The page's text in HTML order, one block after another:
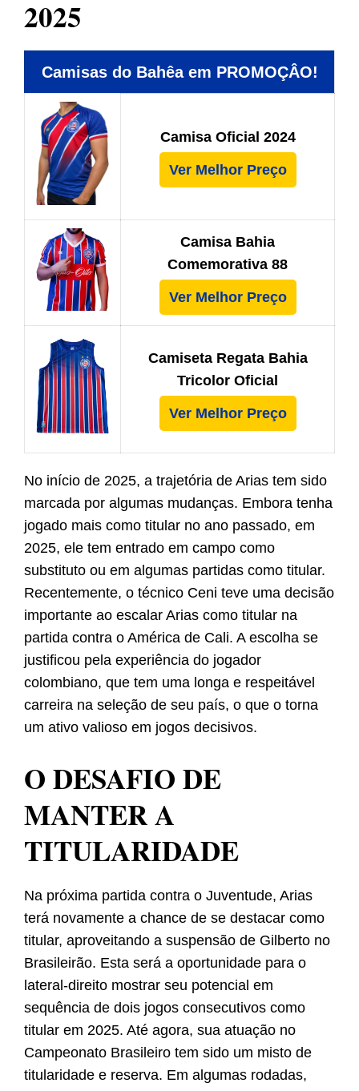
2025
Camisas do Bahêa em PROMOÇÂO!
Camisa Oficial 2024
Ver Melhor Preço
Camisa Bahia
Comemorativa 88
Ver Melhor Preço
Camiseta Regata Bahia
Tricolor Oficial
Ver Melhor Preço
No início de 2025, a trajetória de Arias tem sido
marcada por algumas mudanças. Embora tenha
jogado mais como titular no ano passado, em
2025, ele tem entrado em campo como
substituto ou em algumas partidas como titular.
Recentemente, o técnico Ceni teve uma decisão
importante ao escalar Arias como titular na
partida contra o América de Cali. A escolha se
justificou pela experiência do jogador
colombiano, que tem uma longa e respeitável
carreira na seleção de seu país, o que o torna
um ativo valioso em jogos decisivos.
O DESAFIO DE
MANTER A
TITULARIDADE
Na próxima partida contra o Juventude, Arias
terá novamente a chance de se destacar como
titular, aproveitando a suspensão de Gilberto no
Brasileirão. Esta será a oportunidade para o
lateral-direito mostrar seu potencial em
sequência de dois jogos consecutivos como
titular em 2025. Até agora, sua atuação no
Campeonato Brasileiro tem sido um misto de
titularidade e reserva. Em algumas rodadas,